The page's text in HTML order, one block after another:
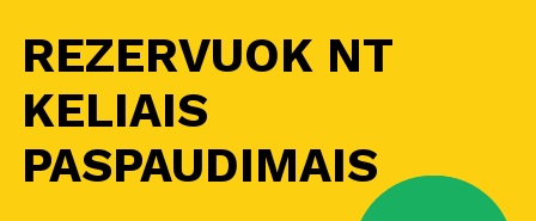
REZERVUOK NT
KELIAIS
PASPAUDIMAIS